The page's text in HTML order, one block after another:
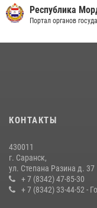
обеспечили
регионального турнира
содействии сотрудников
Сотрудники Росгвардии
конкурса
23 июля 2026, 11:54 4
Республика
Портал органов
КОНТАКТЫ
430011
г. Саранск,
ул. Степана Разина д. 37
+ 7 (8342) 47-85-30
+ 7 (8342) 33-44-52 -